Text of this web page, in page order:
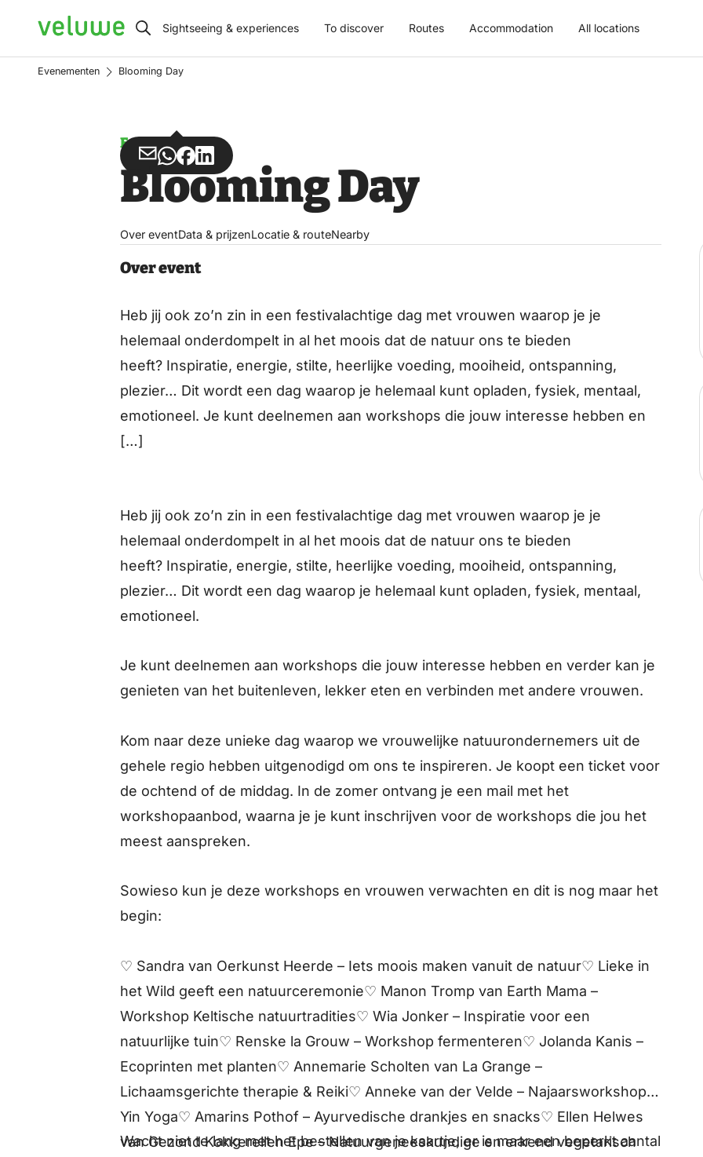
Veluwe Sightseeing & experiences To discover Routes Accommodation All locations
Evenementen Blooming Day
Event
Share
via
Share
via
Share
on
Share
on
Blooming Day
Over eventData & prijzenLocatie & routeNearby
Over event
Heb jij ook zo’n zin in een festivalachtige dag met vrouwen waarop je je
helemaal onderdompelt in al het moois dat de natuur ons te bieden
heeft? Inspiratie, energie, stilte, heerlijke voeding, mooiheid, ontspanning,
plezier… Dit wordt een dag waarop je helemaal kunt opladen, fysiek, mentaal,
emotioneel. Je kunt deelnemen aan workshops die jouw interesse hebben en
[…]
Heb jij ook zo’n zin in een festivalachtige dag met vrouwen waarop je je
helemaal onderdompelt in al het moois dat de natuur ons te bieden
heeft? Inspiratie, energie, stilte, heerlijke voeding, mooiheid, ontspanning,
plezier… Dit wordt een dag waarop je helemaal kunt opladen, fysiek, mentaal,
emotioneel.
Je kunt deelnemen aan workshops die jouw interesse hebben en verder kan je
genieten van het buitenleven, lekker eten en verbinden met andere vrouwen.
Kom naar deze unieke dag waarop we vrouwelijke natuurondernemers uit de
gehele regio hebben uitgenodigd om ons te inspireren. Je koopt een ticket voor
de ochtend of de middag. In de zomer ontvang je een mail met het
workshopaanbod, waarna je je kunt inschrijven voor de workshops die jou het
meest aanspreken.
Sowieso kun je deze workshops en vrouwen verwachten en dit is nog maar het
begin:
♡ Sandra van Oerkunst Heerde – Iets moois maken vanuit de natuur♡ Lieke in
het Wild geeft een natuurceremonie♡ Manon Tromp van Earth Mama –
Workshop Keltische natuurtradities♡ Wia Jonker – Inspiratie voor een
natuurlijke tuin♡ Renske la Grouw – Workshop fermenteren♡ Jolanda Kanis –
Ecoprinten met planten♡ Annemarie Scholten van La Grange –
Lichaamsgerichte therapie & Reiki♡ Anneke van der Velde – Najaarsworkshop
Yin Yoga♡ Amarins Pothof – Ayurvedische drankjes en snacks♡ Ellen Helwes
van Gezond Kokkerellen Epe – Natuurgeneeskundige en erkend vegetarisch
Wacht niet te lang met het bestellen van je kaartje, er is maar een beperkt aantal